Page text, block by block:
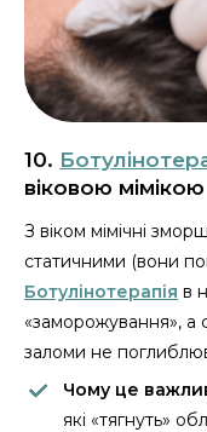
10.
віковою мімікою
З віком мімічні
статичними (вони
Ботулінотерапія в
«заморожування», а
заломи не
Чому це
які «тягнуть»